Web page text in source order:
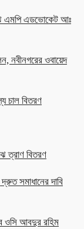
এমপি এডভোকেট আঃ
নবীনগরের ওবায়েদ
চাল বিতরণ
ত্রাণ বিতরণ
সমাধানের দাবি
ওসি আবদুর রহিম